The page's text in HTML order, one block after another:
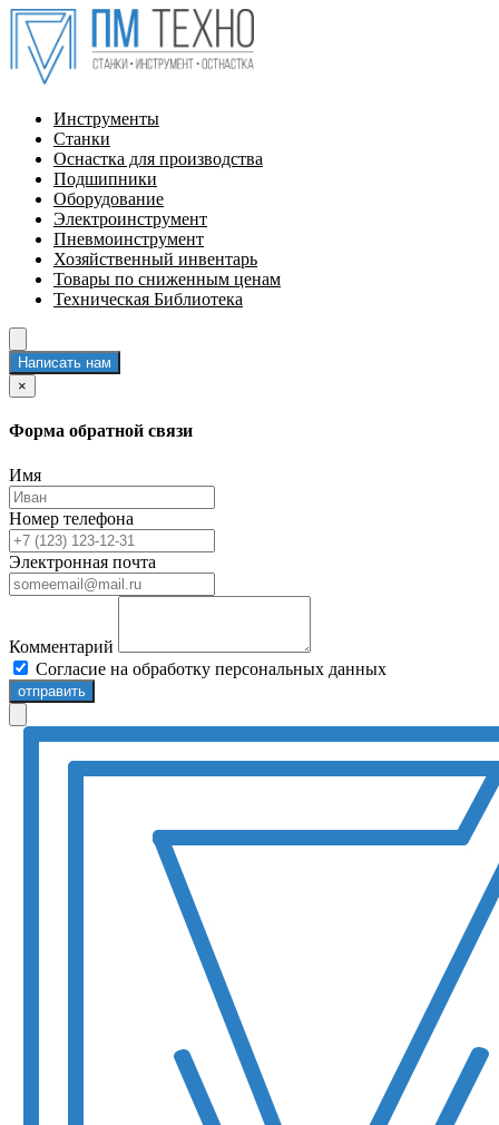
Инструменты
Станки
Оснастка для производства
Подшипники
Оборудование
Электроинструмент
Пневмоинструмент
Хозяйственный инвентарь
Товары по сниженным ценам
Техническая Библиотека
Написать нам
×
Форма обратной связи
Имя
Номер телефона
Электронная почта
Комментарий
Согласие на обработку персональных данных
отправить